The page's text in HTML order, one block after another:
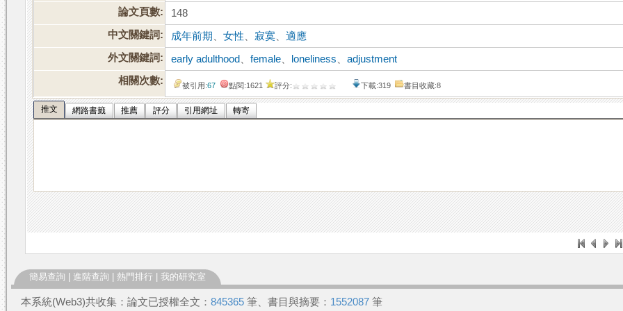
論文頁數:
148
中文關鍵詞:
成年前期 、女性 寂寞 、適應
外文關鍵詞:
early adulthood 、female loneliness 、adjustment
相關次數:
被引用:67 點閱:1621 評分: 下載:319 書目收藏:8
推文 網路書籤 推薦 評分 引用網址 轉寄
簡易查詢 進階查詢 熱門排行 我的研究室
本系統(Web3)共收集：論文已授權全文： 845365 筆、書目與摘要： 1552087 筆